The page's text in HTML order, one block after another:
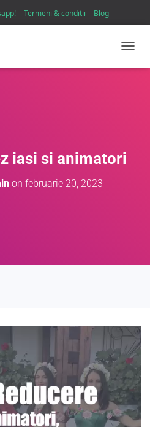
Termeni & conditii Blog
iasi si animatori
on februarie 20, 2023